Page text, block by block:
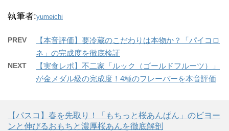
執筆者:yumeichi
PREV
【本音評価】要冷蔵のこだわりは本物か？「パイコロ
ネ」の完成度を徹底検証
NEXT
【実食レポ】不二家「ルック（ゴールドフルーツ）」
が金メダル級の完成度！4種のフレーバーを本音評価
【パスコ】春を先取り！「もちっと桜あんぱん」のビヨー
ンと伸びるおもちと濃厚桜あんを徹底解剖